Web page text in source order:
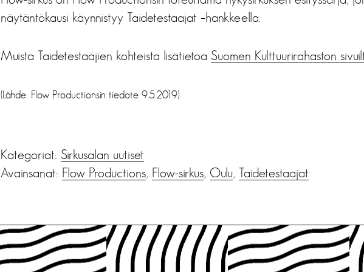
näytäntökausi käynnistyy Taidetestaajat –hankkeella.
Muista Taidetestaajien kohteista lisätietoa Suomen Kulttuurirahaston
(Lähde: Flow Productionsin tiedote 9.5.2019)
Kategoriat: Sirkusalan uutiset
Avainsanat: Flow Productions, Flow-sirkus, Oulu, Taidetestaajat